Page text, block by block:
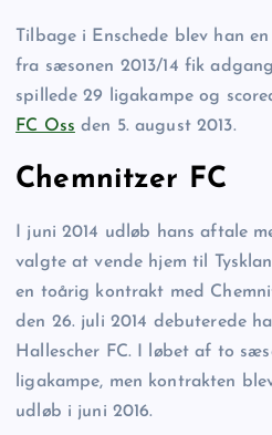
Tilbage i Enschede blev han
fra sæsonen 2013/14 fik
spillede 29 ligakampe og
FC Oss den 5. august 2013.
Chemnitzer FC
I juni 2014 udløb hans aftale
valgte at vende hjem til
en toårig kontrakt med
den 26. juli 2014 debuterede
Hallescher FC. I løbet af to
ligakampe, men kontrakten
udløb i juni 2016.